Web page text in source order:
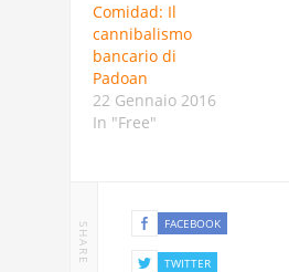
Comidad: Il
cannibalismo
bancario di
Padoan
22 Gennaio 2016
In "Free"
SHARE FACEBOOK
TWITTER